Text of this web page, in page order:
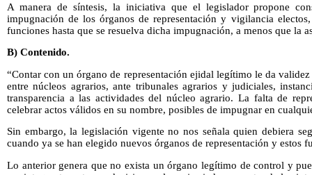
A manera de síntesis, la iniciativa que el legislador propone
impugnación de los órganos de representación y vigilancia
funciones hasta que se resuelva dicha impugnación, a menos que la
B) Contenido.
“Contar con un órgano de representación ejidal legítimo le da
entre núcleos agrarios, ante tribunales agrarios y judiciales,
transparencia a las actividades del núcleo agrario. La falta de
celebrar actos válidos en su nombre, posibles de impugnar en
Sin embargo, la legislación vigente no nos señala quien debiera
cuando ya se han elegido nuevos órganos de representación y estos
Lo anterior genera que no exista un órgano legítimo de control y